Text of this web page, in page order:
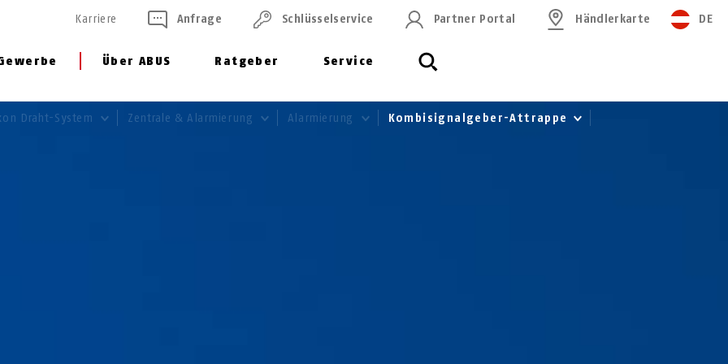
Über ABUS Ratgeber Service
Karriere Anfrage Schlüssel­service Partner Portal Händlerkarte DE
Draht-System Zentrale & Alarmierung Alarmierung Kombisignalgeber-Attrappe